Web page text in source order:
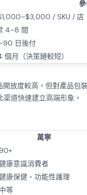
/ SKU / 店
4–8 間
日後付
個月（決策鏈較短）
放度較高，但對產品包
道快速建立高端形象。
萬寧
90+
康意識消費者
康保健、功能性護理
中等